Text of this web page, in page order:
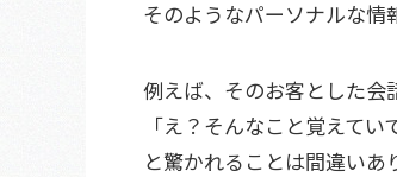
そのようなパーソナルな情
例えば、そのお客とした会
「え？そんなこと覚えてい
と驚かれることは間違いあ